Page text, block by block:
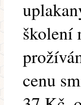
školení
cenu